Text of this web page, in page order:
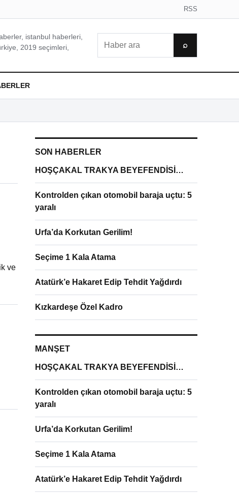
RSS
istanbul haberleri,
2019 seçimleri,
⌕
ve
SON HABERLER
HOŞÇAKAL TRAKYA BEYEFENDİSİ…
Kontrolden çıkan otomobil baraja uçtu: 5
yaralı
Urfa’da Korkutan Gerilim!
Seçime 1 Kala Atama
Atatürk’e Hakaret Edip Tehdit Yağdırdı
Kızkardeşe Özel Kadro
MANŞET
HOŞÇAKAL TRAKYA BEYEFENDİSİ…
Kontrolden çıkan otomobil baraja uçtu: 5
yaralı
Urfa’da Korkutan Gerilim!
Seçime 1 Kala Atama
Atatürk’e Hakaret Edip Tehdit Yağdırdı